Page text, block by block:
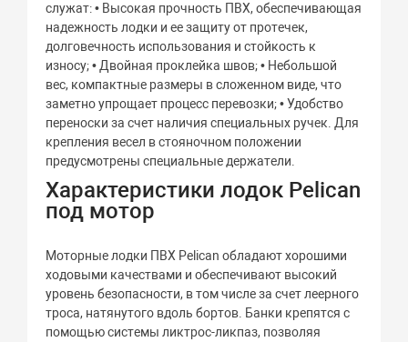
служат: • Высокая прочность ПВХ, обеспечивающая
надежность лодки и ее защиту от протечек,
долговечность использования и стойкость к
износу; • Двойная проклейка швов; • Небольшой
вес, компактные размеры в сложенном виде, что
заметно упрощает процесс перевозки; • Удобство
переноски за счет наличия специальных ручек. Для
крепления весел в стояночном положении
предусмотрены специальные держатели.
Характеристики лодок Pelican
под мотор
Моторные лодки ПВХ Pelican обладают хорошими
ходовыми качествами и обеспечивают высокий
уровень безопасности, в том числе за счет леерного
троса, натянутого вдоль бортов. Банки крепятся с
помощью системы ликтрос-ликпаз, позволяя